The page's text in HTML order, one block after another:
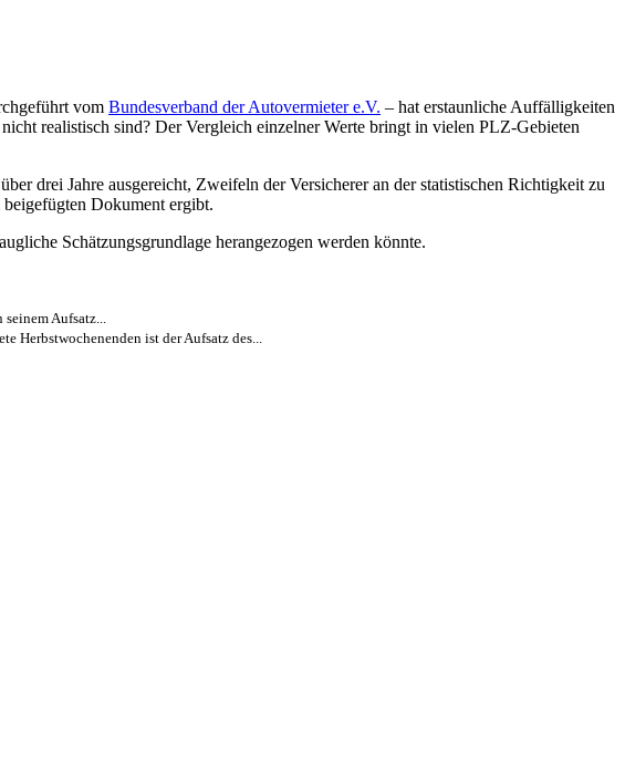
vom Bundesverband der Autovermieter e.V. – hat erstaunliche Auffälligkeiten
realistisch sind? Der Vergleich einzelner Werte bringt in vielen PLZ-Gebieten
drei Jahre ausgereicht, Zweifeln der Versicherer an der statistischen Richtigkeit zu
Dokument ergibt.
Schätzungsgrundlage herangezogen werden könnte.
Aufsatz...
Herbstwochenenden ist der Aufsatz des...